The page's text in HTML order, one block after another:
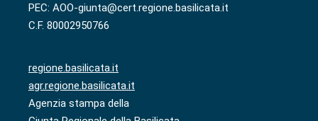
PEC: AOO-giunta@cert.regione.basilicata.it
C.F. 80002950766
regione.basilicata.it
agr.regione.basilicata.it
Agenzia stampa della